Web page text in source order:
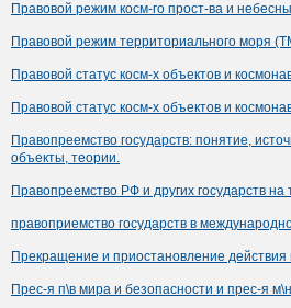
Правовой режим косм-го прост-ва и
Правовой режим территориального моря
Правовой статус косм-х объектов и
Правовой статус косм-х объектов и
Правопреемство государств: понятие,
объекты, теории.
Правопреемство РФ и других государств
правоприемство государств в
Прекращение и приостановление действия
Прес-я п\в мира и безопасности и прес-я